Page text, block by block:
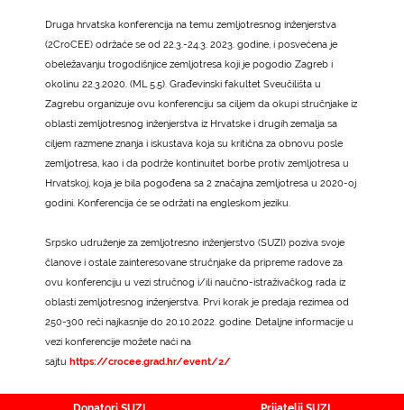
Druga hrvatska konferencija na temu zemljotresnog inženjerstva
(2CroCEE) održaće se od 22.3.-24.3. 2023. godine, i posvećena je
obeležavanju trogodišnjice zemljotresa koji je pogodio Zagreb i
okolinu 22.3.2020. (ML 5.5). Građevinski fakultet Sveučilišta u
Zagrebu organizuje ovu konferenciju sa ciljem da okupi stručnjake iz
oblasti zemljotresnog inženjerstva iz Hrvatske i drugih zemalja sa
ciljem razmene znanja i iskustava koja su kritična za obnovu posle
zemljotresa, kao i da podrže kontinuitet borbe protiv zemljotresa u
Hrvatskoj, koja je bila pogođena sa 2 značajna zemljotresa u 2020-oj
godini. Konferencija će se održati na engleskom jeziku.
Srpsko udruženje za zemljotresno inženjerstvo (SUZI) poziva svoje
članove i ostale zainteresovane stručnjake da pripreme radove za
ovu konferenciju u vezi stručnog i/ili naučno-istraživačkog rada iz
oblasti zemljotresnog inženjerstva. Prvi korak je predaja rezimea od
250-300 reči najkasnije do 20.10.2022. godine. Detaljne informacije u
vezi konferencije možete naći na
sajtu https://crocee.grad.hr/event/2/